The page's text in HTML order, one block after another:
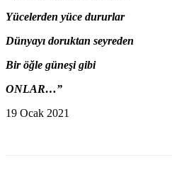
Yücelerden yüce dururlar
Dünyayı doruktan seyreden
Bir öğle güneşi gibi
ONLAR…”
19 Ocak 2021